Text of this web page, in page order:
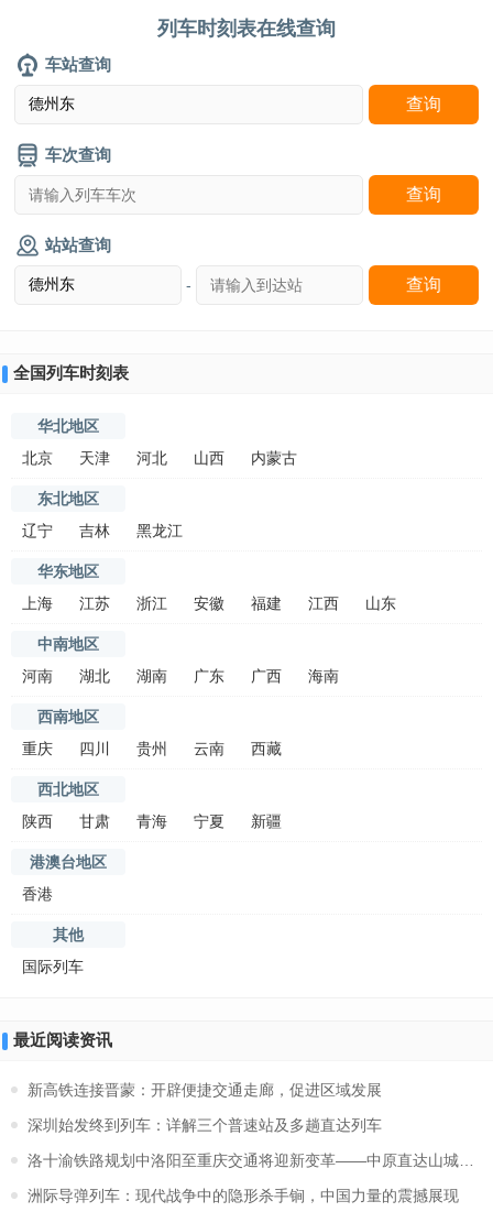
列车时刻表在线查询
车站查询
车次查询
站站查询
-
全国列车时刻表
华北地区
北京
天津 河北 山西 内蒙古
东北地区
辽宁
吉林 黑龙江
华东地区
上海
江苏 浙江 安徽 福建 江西 山东
中南地区
河南
湖北 湖南 广东 广西 海南
西南地区
重庆
四川 贵州 云南 西藏
西北地区
陕西
甘肃 青海 宁夏 新疆
港澳台地区
香港
其他
国际列车
最近阅读资讯
新高铁连接晋蒙：开辟便捷交通走廊，促进区域发展
深圳始发终到列车：详解三个普速站及多趟直达列车
洛十渝铁路规划中洛阳至重庆交通将迎新变革——中原直达山城，提
洲际导弹列车：现代战争中的隐形杀手锏，中国力量的震撼展现